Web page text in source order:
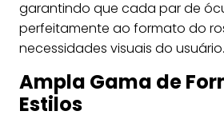
garantindo que cada par de
perfeitamente ao formato do
necessidades visuais do usuário.
Ampla Gama de
Estilos